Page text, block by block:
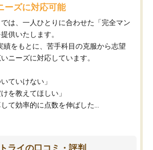
ーズに対応可能
は、一人ひとりに合わせた「完全マン
供いたします。​
績をもとに、苦手科目の克服から志望
ニーズに対応しています。​
ていけない」​
を教えてほしい」​
て効率的に点数を伸ばした...